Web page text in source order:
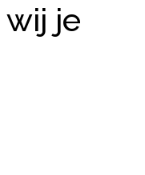
je